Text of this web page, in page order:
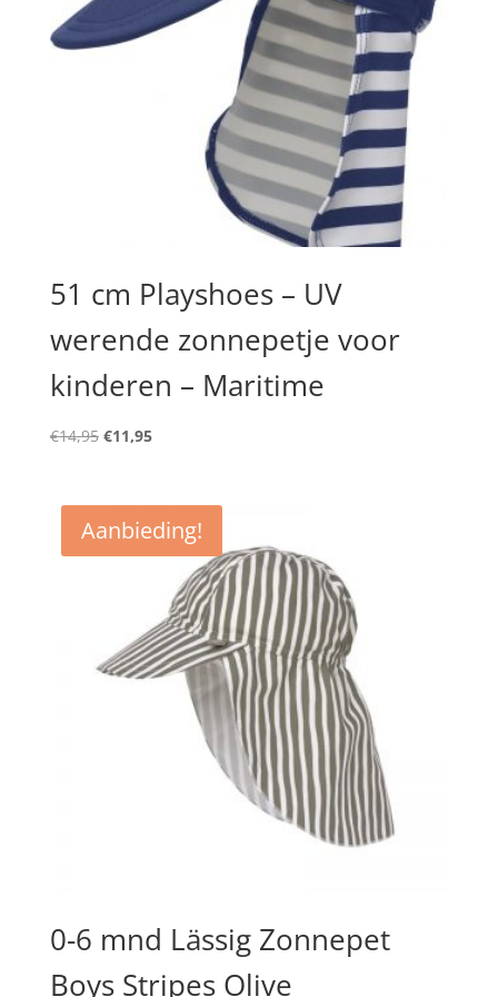
51 cm Playshoes – UV
werende zonnepetje voor
kinderen – Maritime
€14,95 Oorspronkelijke
€14,95.
€11,95Huidige
€11,95.
Aanbieding!
0-6 mnd Lässig Zonnepet
Boys Stripes Olive